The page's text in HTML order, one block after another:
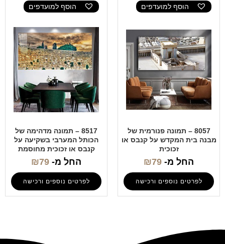
הוסף למועדפים
8057 – תמונה פנורמית של
מבנה בית המקדש על קנבס או
זכוכית
החל מ- ₪79
לפרטים נוספים ורכישה
הוסף למועדפים
8517 – תמונה מדהימה של
הכותל המערבי בשקיעה על
קנבס או זכוכית מחוסמת
החל מ- ₪79
לפרטים נוספים ורכישה